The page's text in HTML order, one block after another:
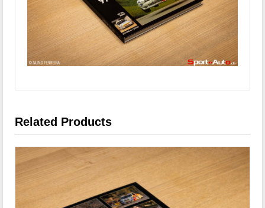
Related Products